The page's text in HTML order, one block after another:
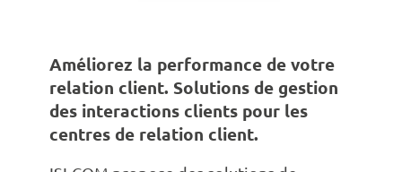
Améliorez la performance de votre
relation client. Solutions de gestion
des interactions clients pour les
centres de relation client.